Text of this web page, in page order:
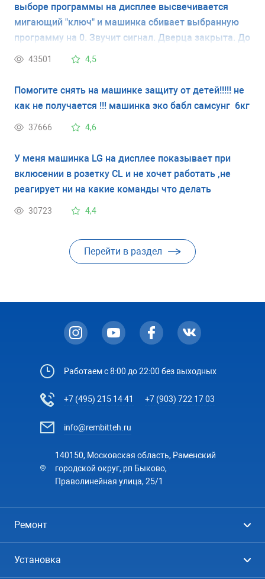
выборе программы на дисплее высвечивается
мигающий "ключ" и машинка сбивает выбранную
программу на 0. Звучит сигнал. Дверца закрыта. До
этого машинка работала хорошо. У меня нет
43501 4,5
Помогите снять на машинке защиту от детей!!!!! не
как не получается !!! машинка эко бабл самсунг 6кг
37666 4,6
У меня машинка LG на дисплее показывает при
вклюсении в розетку CL и не хочет работать ,не
реагирует ни на какие команды что делать
30723 4,4
Перейти в раздел
Работаем с 8:00 до 22:00 без выходных
+7 (495) 215 14 41 +7 (903) 722 17 03
info@rembitteh.ru
140150, Московская область, Раменский
городской округ, рп Быково,
Праволинейная улица, 25/1
Ремонт
Установка